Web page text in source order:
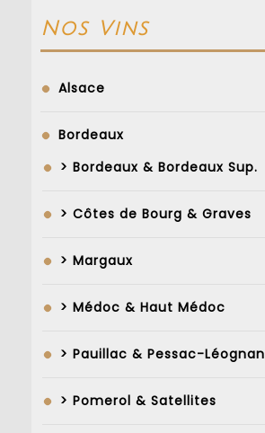
Nos Vins
Alsace
Bordeaux
> Bordeaux & Bordeaux Sup.
> Côtes de Bourg & Graves
> Margaux
> Médoc & Haut Médoc
> Pauillac & Pessac-Léognan
> Pomerol & Satellites